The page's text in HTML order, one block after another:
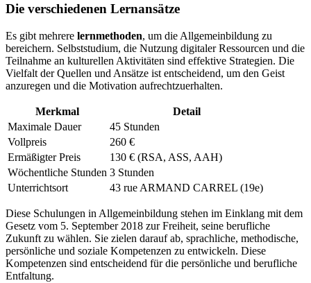
Die verschiedenen Lernansätze
Es gibt mehrere lernmethoden, um die Allgemeinbildung zu
bereichern. Selbststudium, die Nutzung digitaler Ressourcen und die
Teilnahme an kulturellen Aktivitäten sind effektive Strategien. Die
Vielfalt der Quellen und Ansätze ist entscheidend, um den Geist
anzuregen und die Motivation aufrechtzuerhalten.
Merkmal
Detail
Maximale Dauer
45 Stunden
Vollpreis
260 €
Ermäßigter Preis
130 € (RSA, ASS, AAH)
Wöchentliche Stunden 3 Stunden
Unterrichtsort
43 rue ARMAND CARREL (19e)
Diese Schulungen in Allgemeinbildung stehen im Einklang mit dem
Gesetz vom 5. September 2018 zur Freiheit, seine berufliche
Zukunft zu wählen. Sie zielen darauf ab, sprachliche, methodische,
persönliche und soziale Kompetenzen zu entwickeln. Diese
Kompetenzen sind entscheidend für die persönliche und berufliche
Entfaltung.